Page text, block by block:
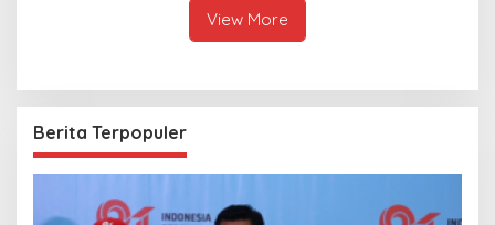
View More
Berita Terpopuler